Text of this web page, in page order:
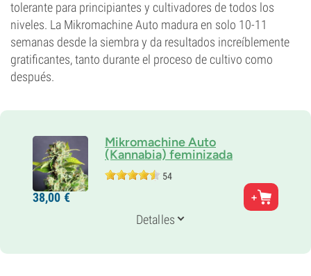
tolerante para principiantes y cultivadores de todos los
niveles. La Mikromachine Auto madura en solo 10-11
semanas desde la siembra y da resultados increíblemente
gratificantes, tanto durante el proceso de cultivo como
después.
Mikromachine Auto
(Kannabia) feminizada
54
Padres
Northern Lights x (AK-47 x Critical) x ruderalis
Sativa-dominante
10-11 semanas de la semilla al cultivo
38,00 €
Detalles